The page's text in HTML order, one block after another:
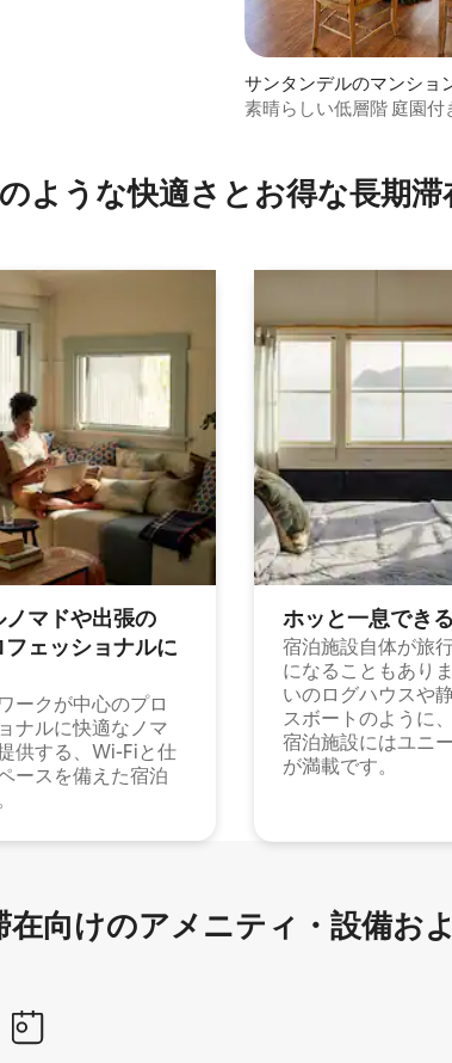
星の平均評価
サンタンデルのマンショ
ート
素晴らしい低層階 庭園付
ような快⁠適⁠さ⁠とお⁠得⁠な長⁠期⁠滞⁠
ノマドや出⁠張⁠の
ェ⁠ッ⁠シ⁠ョ⁠ナ⁠ル⁠に
ークが中心のプロ
ナルに快適なノマ
供する、Wi-Fiと仕
ースを備えた宿泊
ホッと一⁠息⁠で⁠き⁠
宿泊施設自体が旅
になることもあり
いのログハウスや
スボートのように
宿泊施設にはユニ
が満載です。
在向け⁠のア⁠メ⁠ニ⁠テ⁠ィ⁠・設⁠備⁠お